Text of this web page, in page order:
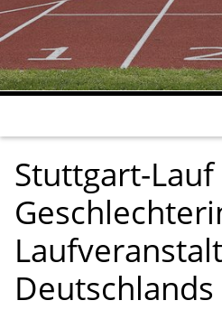
Stuttgart-
Deutschlands